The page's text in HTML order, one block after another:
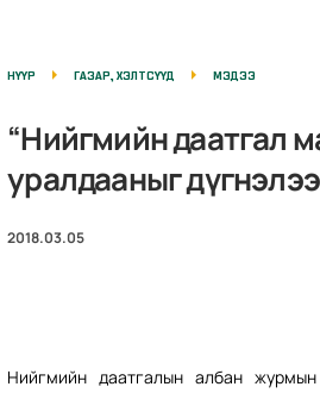
НҮҮР ГАЗАР, ХЭЛТСҮҮД МЭДЭЭ
“Нийгмийн даатгал
уралдааныг дүгнэлээ
2018.03.05
Нийгмийн даатгалын албан